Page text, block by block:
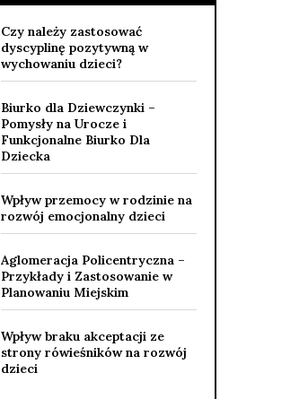
Czy należy zastosować
dyscyplinę pozytywną w
wychowaniu dzieci?
Biurko dla Dziewczynki –
Pomysły na Urocze i
Funkcjonalne Biurko Dla
Dziecka
Wpływ przemocy w rodzinie na
rozwój emocjonalny dzieci
Aglomeracja Policentryczna –
Przykłady i Zastosowanie w
Planowaniu Miejskim
Wpływ braku akceptacji ze
strony rówieśników na rozwój
dzieci